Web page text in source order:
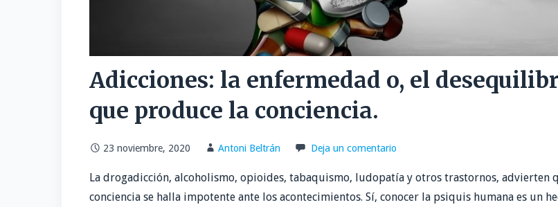
Adicciones: la enfermedad o, el
que produce la conciencia.
23 noviembre, 2020 Antoni Beltrán Deja un comentario
La drogadicción, alcoholismo, opioides, tabaquismo, ludopatía y otros trastornos, advierten
conciencia se halla impotente ante los acontecimientos. Sí, conocer la psiquis humana es un